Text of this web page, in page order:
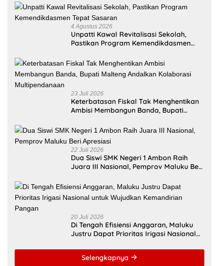
4 Agustus 2026
Unpatti Kawal Revitalisasi Sekolah,
Pastikan Program Kemendikdasmen
23 Juli 2026
Keterbatasan Fiskal Tak Menghentikan
Ambisi Membangun Banda, Bupati
Multipendanaan
22 Juli 2026
Dua Siswi SMK Negeri 1 Ambon Raih
Juara III Nasional, Pemprov Maluku Beri
20 Juli 2026
Di Tengah Efisiensi Anggaran, Maluku
Justru Dapat Prioritas Irigasi Nasional
Selengkapnya